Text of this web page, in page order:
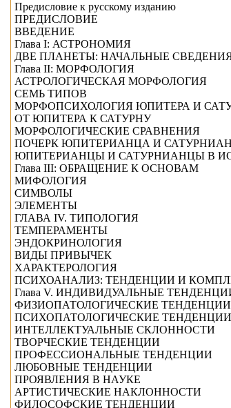
Предисловие к русскому изданию
ПРЕДИСЛОВИЕ
ВВЕДЕНИЕ
Глава I: АСТРОНОМИЯ
ДВЕ ПЛАНЕТЫ: НАЧАЛЬНЫЕ
Глава II: МОРФОЛОГИЯ
АСТРОЛОГИЧЕСКАЯ МОРФОЛОГИЯ
СЕМЬ ТИПОВ
МОРФОПСИХОЛОГИЯ ЮПИТЕРА И
ОТ ЮПИТЕРА К САТУРНУ
МОРФОЛОГИЧЕСКИЕ СРАВНЕНИЯ
ПОЧЕРК ЮПИТЕРИАНЦА И
ЮПИТЕРИАНЦЫ И САТУРНИАНЦЫ В
Глава III: ОБРАЩЕНИЕ К ОСНОВАМ
МИФОЛОГИЯ
СИМВОЛЫ
ЭЛЕМЕНТЫ
ГЛАВА IV. ТИПОЛОГИЯ
ТЕМПЕРАМЕНТЫ
ЭНДОКРИНОЛОГИЯ
ВИДЫ ПРИВЫЧЕК
ХАРАКТЕРОЛОГИЯ
ПСИХОАНАЛИЗ: ТЕНДЕНЦИИ И
Глава V. ИНДИВИДУАЛЬНЫЕ
ФИЗИОПАТОЛОГИЧЕСКИЕ ТЕНДЕНЦИИ
ПСИХОПАТОЛОГИЧЕСКИЕ ТЕНДЕНЦИИ
ИНТЕЛЛЕКТУАЛЬНЫЕ СКЛОННОСТИ
ТВОРЧЕСКИЕ ТЕНДЕНЦИИ
ПРОФЕССИОНАЛЬНЫЕ ТЕНДЕНЦИИ
ЛЮБОВНЫЕ ТЕНДЕНЦИИ
ПРОЯВЛЕНИЯ В НАУКЕ
АРТИСТИЧЕСКИЕ НАКЛОННОСТИ
ФИЛОСОФСКИЕ ТЕНДЕНЦИИ